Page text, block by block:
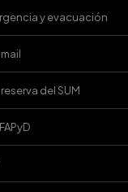
y evacuación
del SUM